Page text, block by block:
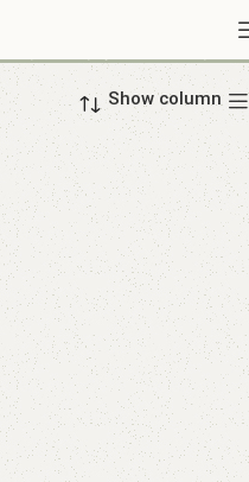
خرید شورت زنانه
Show column
بکلس
42 محصول